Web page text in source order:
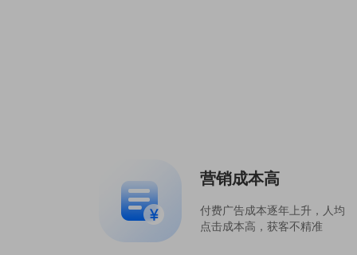
营销成本高
付费广告成本逐年上升，人均
点击成本高，获客不精准